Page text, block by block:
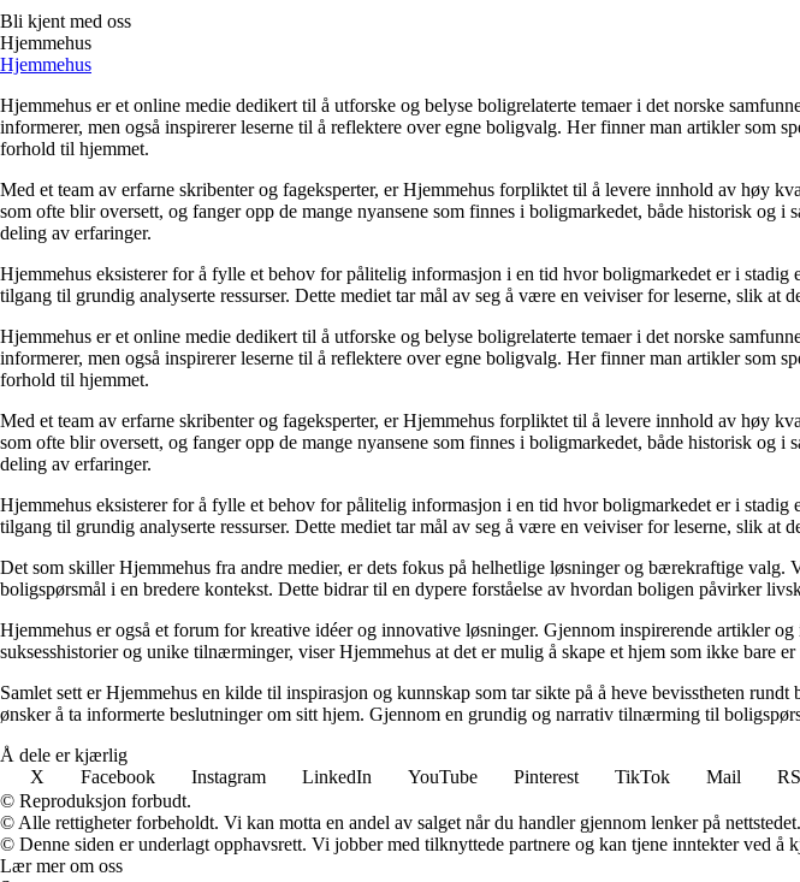
Bli kjent med oss
Hjemmehus
Hjemmehus
Hjemmehus er et online medie dedikert til å utforske og belyse boligrelaterte temaer i det norske
informerer, men også inspirerer leserne til å reflektere over egne boligvalg. Her finner man artikler som
forhold til hjemmet.
Med et team av erfarne skribenter og fageksperter, er Hjemmehus forpliktet til å levere innhold av høy
som ofte blir oversett, og fanger opp de mange nyansene som finnes i boligmarkedet, både historisk og
deling av erfaringer.
Hjemmehus eksisterer for å fylle et behov for pålitelig informasjon i en tid hvor boligmarkedet er i
tilgang til grundig analyserte ressurser. Dette mediet tar mål av seg å være en veiviser for leserne, slik
Hjemmehus er et online medie dedikert til å utforske og belyse boligrelaterte temaer i det norske
informerer, men også inspirerer leserne til å reflektere over egne boligvalg. Her finner man artikler som
forhold til hjemmet.
Med et team av erfarne skribenter og fageksperter, er Hjemmehus forpliktet til å levere innhold av høy
som ofte blir oversett, og fanger opp de mange nyansene som finnes i boligmarkedet, både historisk og
deling av erfaringer.
Hjemmehus eksisterer for å fylle et behov for pålitelig informasjon i en tid hvor boligmarkedet er i
tilgang til grundig analyserte ressurser. Dette mediet tar mål av seg å være en veiviser for leserne, slik
Det som skiller Hjemmehus fra andre medier, er dets fokus på helhetlige løsninger og bærekraftige
boligspørsmål i en bredere kontekst. Dette bidrar til en dypere forståelse av hvordan boligen påvirker
Hjemmehus er også et forum for kreative idéer og innovative løsninger. Gjennom inspirerende artikler
suksesshistorier og unike tilnærminger, viser Hjemmehus at det er mulig å skape et hjem som ikke bare
Samlet sett er Hjemmehus en kilde til inspirasjon og kunnskap som tar sikte på å heve bevisstheten
ønsker å ta informerte beslutninger om sitt hjem. Gjennom en grundig og narrativ tilnærming til
Å dele er kjærlig
X
Facebook Instagram LinkedIn YouTube Pinterest TikTok Mail
© Reproduksjon forbudt.
© Alle rettigheter forbeholdt. Vi kan motta en andel av salget når du handler gjennom lenker på nettstedet.
© Denne siden er underlagt opphavsrett. Vi jobber med tilknyttede partnere og kan tjene inntekter ved
Lær mer om oss